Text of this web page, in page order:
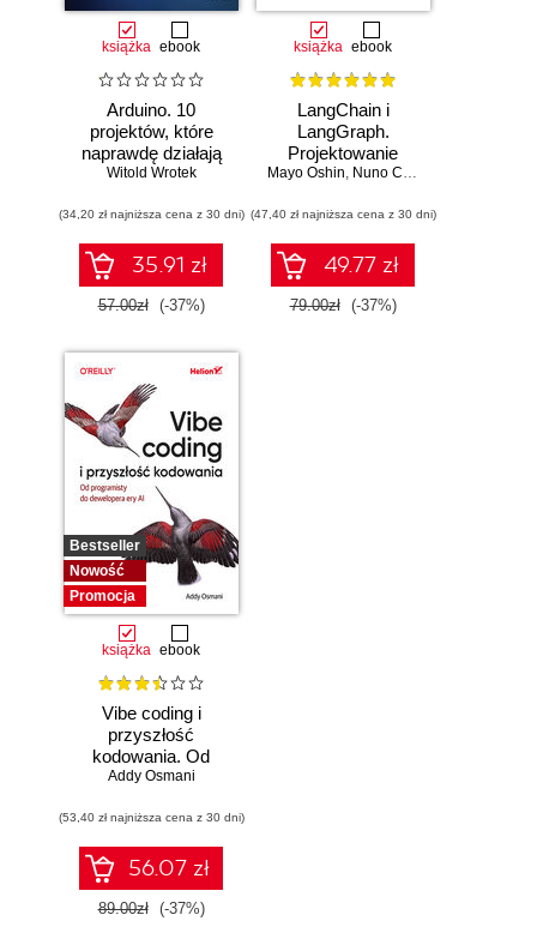
książka ebook
Arduino. 10
projektów, które
naprawdę działają
Witold Wrotek
(34,20 zł najniższa cena z 30 dni)
35.91 zł
57.00zł (-37%)
książka ebook
LangChain i
LangGraph.
Projektowanie
aplikacji opartych
modelach
językowych w
praktyce
Mayo Oshin, Nuno Campos
(47,40 zł najniższa cena z 30 dni)
49.77 zł
79.00zł (-37%)
Bestseller
Nowość
Promocja
książka ebook
Vibe coding i
przyszłość
kodowania. Od
programisty do
Addy Osmani
(53,40 zł najniższa cena z 30 dni)
56.07 zł
89.00zł (-37%)